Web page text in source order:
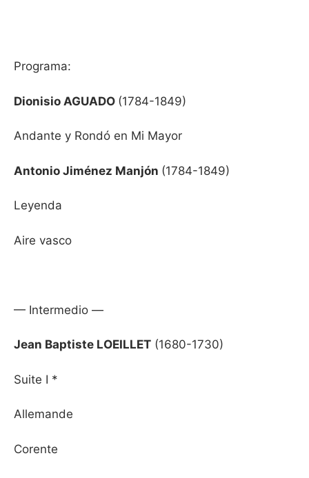
Programa:
Dionisio AGUADO (1784-1849)
Andante y Rondó en Mi Mayor
Antonio Jiménez Manjón (1784-1849)
Leyenda
Aire vasco
— Intermedio —
Jean Baptiste LOEILLET (1680-1730)
Suite I *
Allemande
Corente